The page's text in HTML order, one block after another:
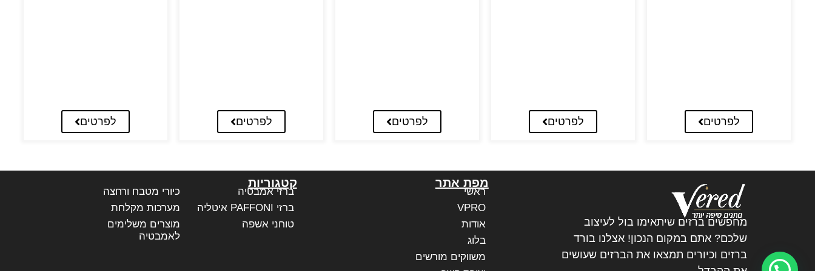
לפרטים לפרטים לפרטים לפרטים לפרטים
מחפשים ברזים שיתאימו בול לעיצוב
שלכם? אתם במקום הנכון! אצלנו בורד
ברזים וכיורים תמצאו את הברזים שעושים
מפת אתר
ראשי
VPRO
אודות
בלוג
משווקים מורשים
קטגוריות
ברזי אמבטיה
ברזי PAFFONI איטליה
טוחני אשפה
כיורי מטבח ורחצה
מערכות מקלחת
מוצרים משלימים
לאמבטיה